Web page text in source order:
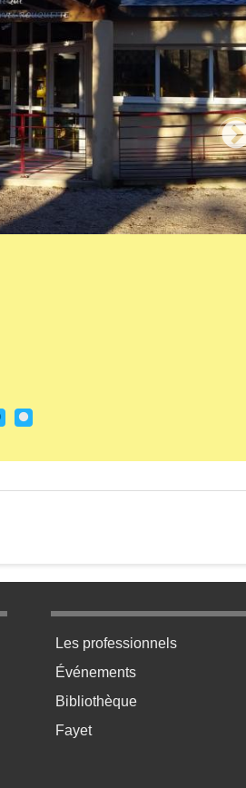
Menu pratique bas de
Les professionnels
Événements
Bibliothèque
Fayet